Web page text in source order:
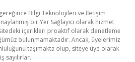
gereğince Bilgi Teknolojileri ve İletişim
bir Yer Sağlayıcı olarak hizmet
içerikleri proaktif olarak denetleme
bulunmamaktadır. Ancak, üyelerimiz
taşımakta olup, siteye üye olarak
sayılırlar.